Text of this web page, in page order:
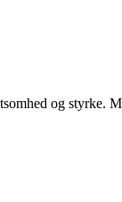
og styrke.